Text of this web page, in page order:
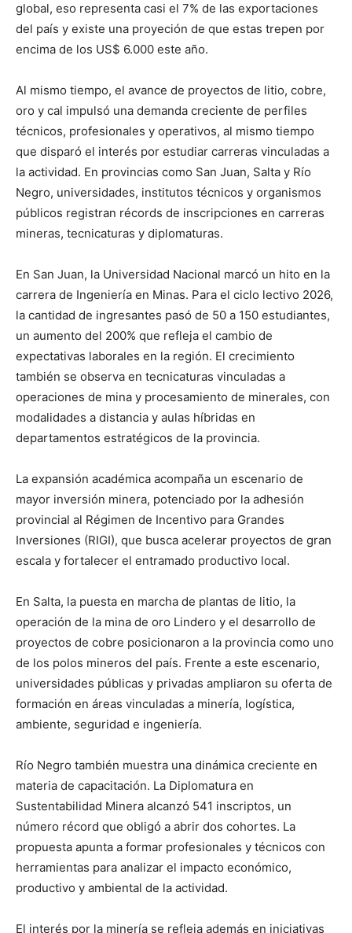
global, eso representa casi el 7% de las exportaciones
del país y existe una proyeción de que estas trepen por
encima de los US$ 6.000 este año.
Al mismo tiempo, el avance de proyectos de litio, cobre,
oro y cal impulsó una demanda creciente de perfiles
técnicos, profesionales y operativos, al mismo tiempo
que disparó el interés por estudiar carreras vinculadas a
la actividad. En provincias como San Juan, Salta y Río
Negro, universidades, institutos técnicos y organismos
públicos registran récords de inscripciones en carreras
mineras, tecnicaturas y diplomaturas.
En San Juan, la Universidad Nacional marcó un hito en la
carrera de Ingeniería en Minas. Para el ciclo lectivo 2026,
la cantidad de ingresantes pasó de 50 a 150 estudiantes,
un aumento del 200% que refleja el cambio de
expectativas laborales en la región. El crecimiento
también se observa en tecnicaturas vinculadas a
operaciones de mina y procesamiento de minerales, con
modalidades a distancia y aulas híbridas en
departamentos estratégicos de la provincia.
La expansión académica acompaña un escenario de
mayor inversión minera, potenciado por la adhesión
provincial al Régimen de Incentivo para Grandes
Inversiones (RIGI), que busca acelerar proyectos de gran
escala y fortalecer el entramado productivo local.
En Salta, la puesta en marcha de plantas de litio, la
operación de la mina de oro Lindero y el desarrollo de
proyectos de cobre posicionaron a la provincia como uno
de los polos mineros del país. Frente a este escenario,
universidades públicas y privadas ampliaron su oferta de
formación en áreas vinculadas a minería, logística,
ambiente, seguridad e ingeniería.
Río Negro también muestra una dinámica creciente en
materia de capacitación. La Diplomatura en
Sustentabilidad Minera alcanzó 541 inscriptos, un
número récord que obligó a abrir dos cohortes. La
propuesta apunta a formar profesionales y técnicos con
herramientas para analizar el impacto económico,
productivo y ambiental de la actividad.
El interés por la minería se refleja además en iniciativas